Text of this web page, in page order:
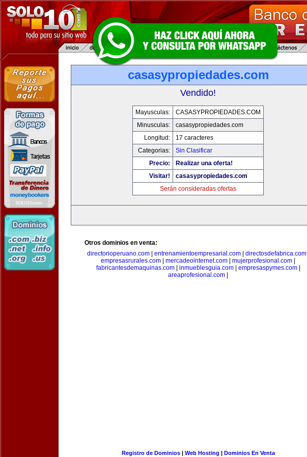
casasypropiedades.com
Vendido!
Mayusculas:
CASASYPROPIEDADES.COM
Minusculas:
casasypropiedades.com
Longitud:
17 caracteres
Categorias:
Sin Clasificar
Precio:
Realizar una oferta!
Visitar!
casasypropiedades.com
Serán consideradas ofertas
Otros dominios en venta:
directorioperuano.com| entrenamientoempresarial.com| directosdefabrica.com|
empresasrurales.com
mercadeointernet.com mujerprofesional.com
fabricantesdemaquinas.com| inmueblesguia.com| empresaspymes.com|
areaprofesional.com
Registro de Dominios| Web Hosting | Dominios En Venta